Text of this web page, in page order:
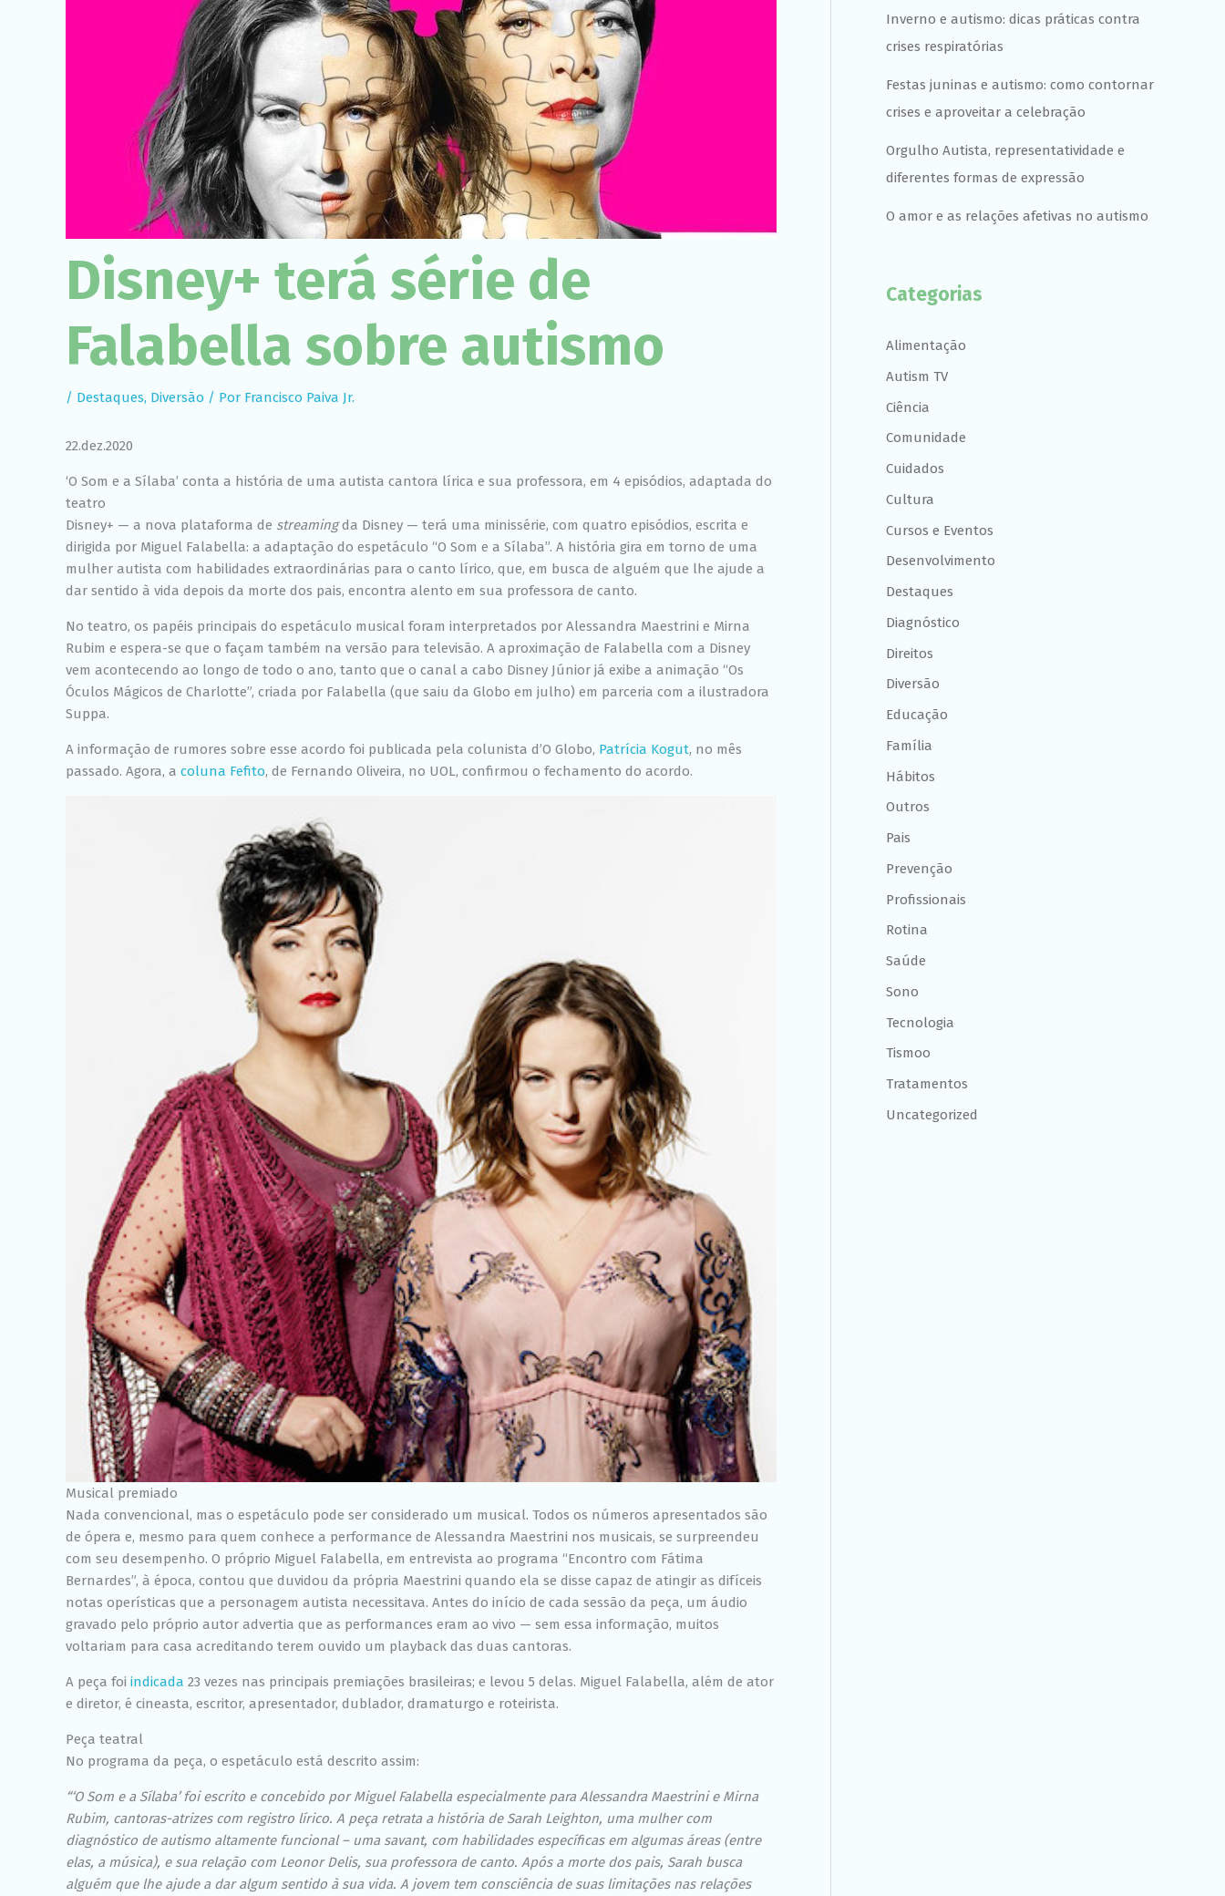
Disney+ terá série de
Falabella sobre autismo
/ Destaques, Diversão / Por Francisco Paiva Jr.
22.dez.2020
‘O Som e a Sílaba’ conta a história de uma autista cantora lírica e sua professora, em 4 episódios, adaptada do
teatro
Disney+ — a nova plataforma de streamingda Disney — terá uma minissérie, com quatro episódios, escrita e
dirigida por Miguel Falabella: a adaptação do espetáculo “O Som e a Sílaba”. A história gira em torno de uma
mulher autista com habilidades extraordinárias para o canto lírico, que, em busca de alguém que lhe ajude a
dar sentido à vida depois da morte dos pais, encontra alento em sua professora de canto.
No teatro, os papéis principais do espetáculo musical foram interpretados por Alessandra Maestrini e Mirna
Rubim e espera-se que o façam também na versão para televisão. A aproximação de Falabella com a Disney
vem acontecendo ao longo de todo o ano, tanto que o canal a cabo Disney Júnior já exibe a animação “Os
Óculos Mágicos de Charlotte”, criada por Falabella (que saiu da Globo em julho) em parceria com a ilustradora
Suppa.
A informação de rumores sobre esse acordo foi publicada pela colunista d’O Globo, Patrícia Kogut, no mês
passado. Agora, a coluna Fefito, de Fernando Oliveira, no UOL, confirmou o fechamento do acordo.
Musical premiado
Nada convencional, mas o espetáculo pode ser considerado um musical. Todos os números apresentados são
de ópera e, mesmo para quem conhece a performance de Alessandra Maestrini nos musicais, se surpreendeu
com seu desempenho. O próprio Miguel Falabella, em entrevista ao programa “Encontro com Fátima
Bernardes”, à época, contou que duvidou da própria Maestrini quando ela se disse capaz de atingir as difíceis
notas operísticas que a personagem autista necessitava. Antes do início de cada sessão da peça, um áudio
gravado pelo próprio autor advertia que as performances eram ao vivo — sem essa informação, muitos
voltariam para casa acreditando terem ouvido um playback das duas cantoras.
A peça foi indicada 23 vezes nas principais premiações brasileiras; e levou 5 delas. Miguel Falabella, além de ator
e diretor, é cineasta, escritor, apresentador, dublador, dramaturgo e roteirista.
Peça teatral
No programa da peça, o espetáculo está descrito assim:
“‘O Som e a Sílaba’ foi escrito e concebido por Miguel Falabella especialmente para Alessandra Maestrini e Mirna
Rubim, cantoras-atrizes com registro lírico. A peça retrata a história de Sarah Leighton, uma mulher com
diagnóstico de autismo altamente funcional – uma savant, com habilidades específicas em algumas áreas (entre
elas, a música), e sua relação com Leonor Delis, sua professora de canto. Após a morte dos pais, Sarah busca
alguém que lhe ajude a dar algum sentido à sua vida. A jovem tem consciência de suas limitações nas relações
Inverno e autismo: dicas práticas contra
crises respiratórias
Festas juninas e autismo: como contornar
crises e aproveitar a celebração
Orgulho Autista, representatividade e
diferentes formas de expressão
O amor e as relações afetivas no autismo
Categorias
Alimentação
Autism TV
Ciência
Comunidade
Cuidados
Cultura
Cursos e Eventos
Desenvolvimento
Destaques
Diagnóstico
Direitos
Diversão
Educação
Família
Hábitos
Outros
Pais
Prevenção
Profissionais
Rotina
Saúde
Sono
Tecnologia
Tismoo
Tratamentos
Uncategorized
Necessário
Esses cookies
não são
Para que
possamos
como o site é
usado.
melhor
visita. Se você
recusar esses
cookies,
algumas
do site.
Marketing
comportamento
ao visitar nosso